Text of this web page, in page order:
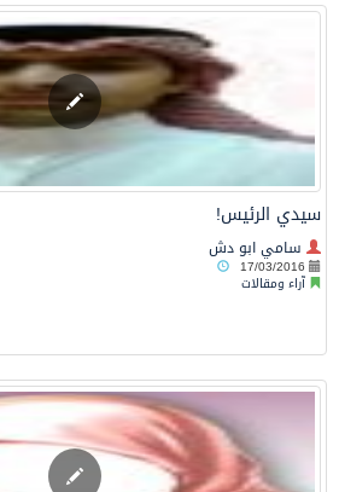
سيدي الرئيس!
سامي ابو دش
17/03/2016
آراء ومقالات